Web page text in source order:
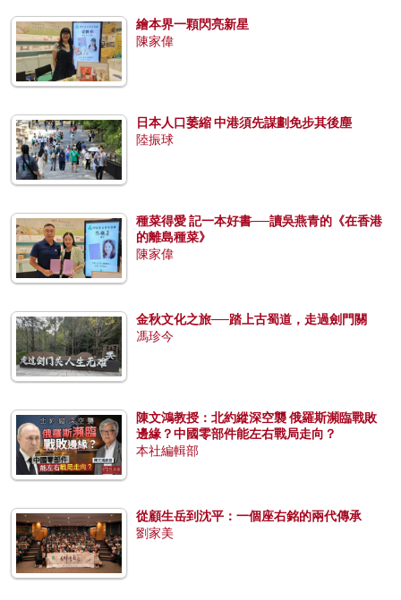
繪本界一顆閃亮新星
陳家偉
日本人口萎縮 中港須先謀劃免步其後塵
陸振球
種菜得愛 記一本好書──讀吳燕青的《在香港
的離島種菜》
陳家偉
金秋文化之旅──踏上古蜀道，走過劍門關
馮珍今
陳文鴻教授：北約縱深空襲 俄羅斯瀕臨戰敗
邊緣？中國零部件能左右戰局走向？
本社編輯部
從顧生岳到沈平：一個座右銘的兩代傳承
劉家美